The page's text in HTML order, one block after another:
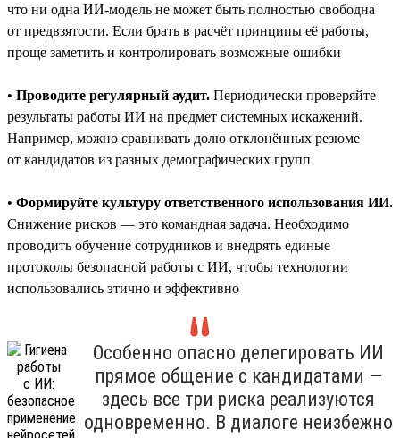
что ни одна ИИ-модель не может быть полностью свободна
от предвзятости. Если брать в расчёт принципы её работы,
проще заметить и контролировать возможные ошибки
• Проводите регулярный аудит. Периодически проверяйте
результаты работы ИИ на предмет системных искажений.
Например, можно сравнивать долю отклонённых резюме
от кандидатов из разных демографических групп
• Формируйте культуру ответственного использования ИИ.
Снижение рисков — это командная задача. Необходимо
проводить обучение сотрудников и внедрять единые
протоколы безопасной работы с ИИ, чтобы технологии
использовались этично и эффективно
Особенно опасно делегировать ИИ
прямое общение с кандидатами —
здесь все три риска реализуются
одновременно. В диалоге неизбежно